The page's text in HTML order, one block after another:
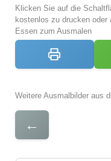
Klicken Sie auf die
kostenlos zu drucken
Essen zum Ausmalen
Weitere Ausmalbilder aus
←